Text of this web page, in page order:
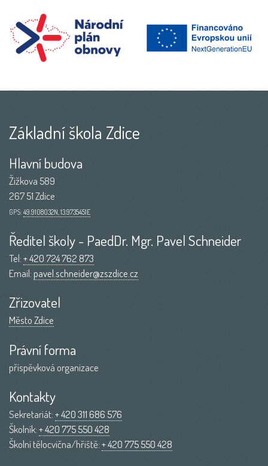
Základní škola Zdice
Hlavní budova
Žižkova 589
267 51 Zdice
GPS: 49.9108032N, 13.9735451E
Ředitel školy - PaedDr. Mgr. Pavel Schneider
Tel:+ 420 724 762 873
Email:pavel.schneider@zszdice.cz
Zřizovatel
Město Zdice
Právní forma
příspěvková organizace
Kontakty
Sekretariát:+ 420 311 686 576
Školník:+ 420 775 550 428
Školní tělocvična/hřiště:+ 420 775 550 428